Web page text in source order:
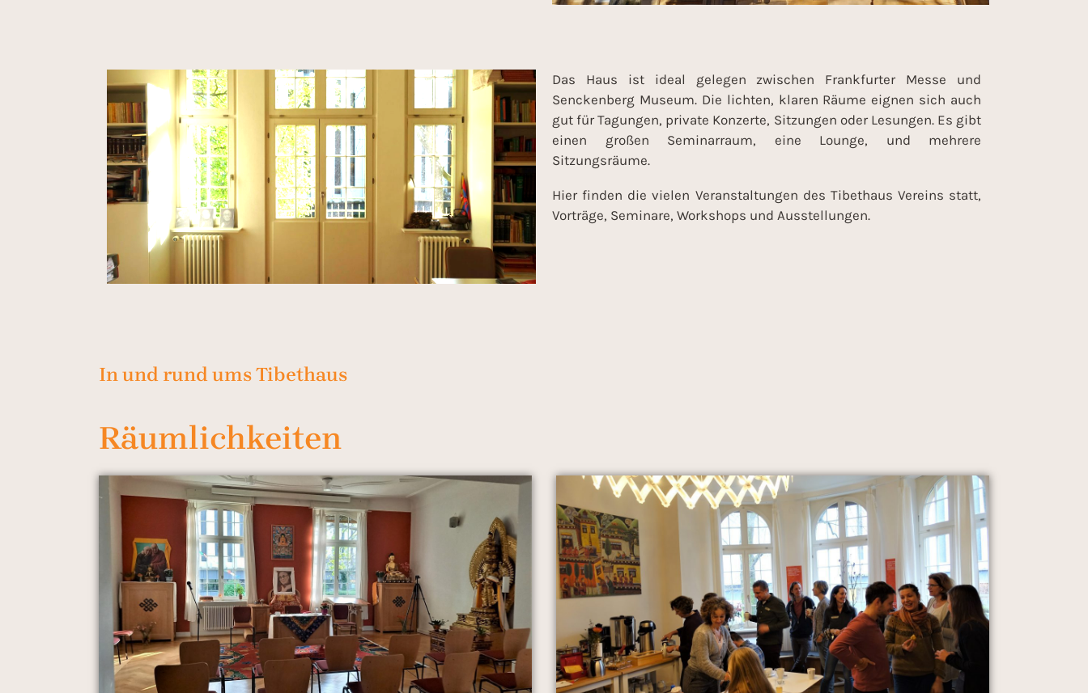
Das Haus ist ideal gelegen zwischen Frankfurter Messe und
Senckenberg Museum. Die lichten, klaren Räume eignen sich auch
gut für Tagungen, private Konzerte, Sitzungen oder Lesungen. Es gibt
einen großen Seminarraum, eine Lounge, und mehrere
Sitzungsräume.
Hier finden die vielen Veranstaltungen des Tibethaus Vereins statt,
Vorträge, Seminare, Workshops und Ausstellungen.
In und rund ums Tibethaus
Räumlichkeiten